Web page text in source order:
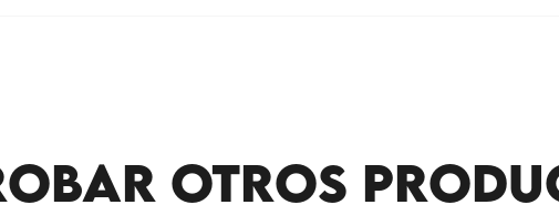
OTROS
DÓNDE COMER